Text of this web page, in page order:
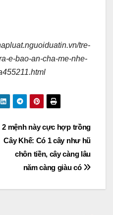
tre-
e-bao-an-cha-me-nhe-
2 mệnh này cực hợp trồng
Cây Khế: Có 1 cây như hũ
chôn tiền, cây càng lâu
năm càng giàu có